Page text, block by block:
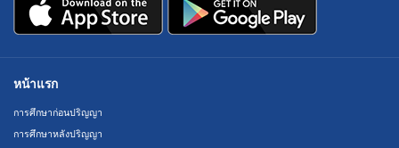
หน้าแรก
การศึกษาก่อนปริญญา
การศึกษาหลังปริญญา